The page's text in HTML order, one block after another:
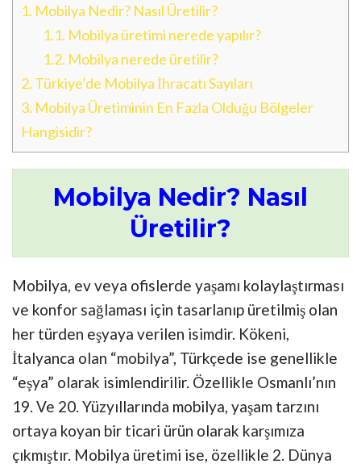
1. Mobilya Nedir? Nasıl Üretilir?
1.1. Mobilya üretimi nerede yapılır?
1.2. Mobilya nerede üretilir?
2. Türkiye’de Mobilya İhracatı Sayıları
3. Mobilya Üretiminin En Fazla Olduğu Bölgeler
Hangisidir?
Mobilya Nedir? Nasıl
Üretilir?
Mobilya, ev veya ofislerde yaşamı kolaylaştırması
ve konfor sağlaması için tasarlanıp üretilmiş olan
her türden eşyaya verilen isimdir. Kökeni,
İtalyanca olan “mobilya”, Türkçede ise genellikle
“eşya” olarak isimlendirilir. Özellikle Osmanlı’nın
19. Ve 20. Yüzyıllarında mobilya, yaşam tarzını
ortaya koyan bir ticari ürün olarak karşımıza
çıkmıştır. Mobilya üretimi ise, özellikle 2. Dünya